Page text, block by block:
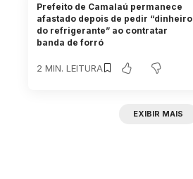
Prefeito de Camalaú permanece
afastado depois de pedir “dinheiro
do refrigerante” ao contratar
banda de forró
2 MIN. LEITURA
EXIBIR MAIS